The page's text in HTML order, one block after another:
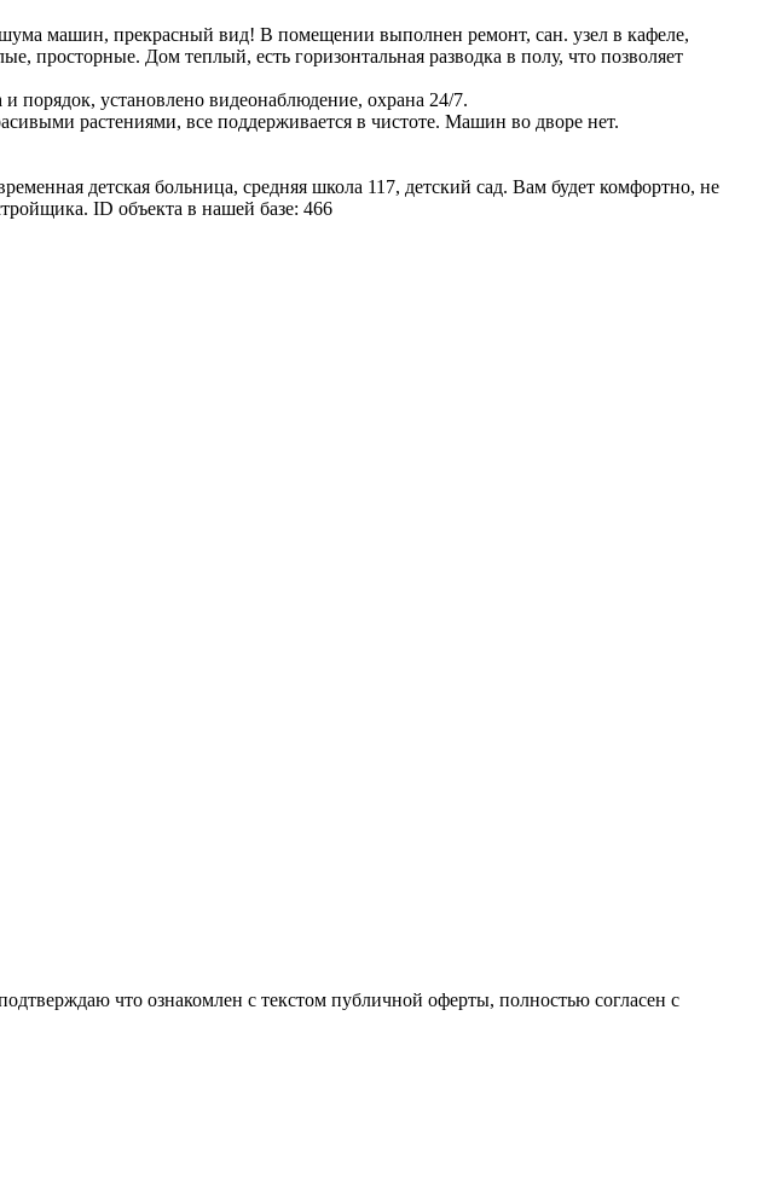
машин, прекрасный вид! В помещении выполнен ремонт, сан. узел в кафеле,
просторные. Дом теплый, есть горизонтальная разводка в полу, что позволяет
порядок, установлено видеонаблюдение, охрана 24/7.
растениями, все поддерживается в чистоте. Машин во дворе нет.
детская больница, средняя школа 117, детский сад. Вам будет комфортно, не
ID объекта в нашей базе: 466
что ознакомлен с текстом публичной оферты, полностью согласен с